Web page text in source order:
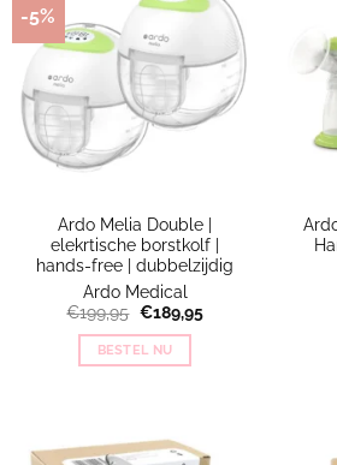
-5%
Ardo Melia Double |
elekrtische borstkolf |
hands-free | dubbelzijdig
Ardo Medical
€199,95 Oorspronkelijke
was:
€199,95.
€189,95Huidige
BESTEL NU